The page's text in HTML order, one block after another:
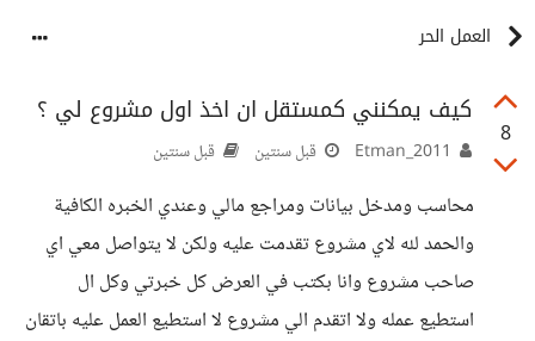
العمل الحر
8
كيف يمكنني كمستقل ان اخذ اول مشروع لي ؟
قبل سنتين قبل سنتين
محاسب ومدخل بيانات ومراجع مالي وعندي الخبره الكافية
والحمد لله لاي مشروع تقدمت عليه ولكن لا يتواصل معي اي
صاحب مشروع وانا بكتب في العرض كل خبرتي وكل ال
استطيع عمله ولا اتقدم الي مشروع لا استطيع العمل عليه باتقان